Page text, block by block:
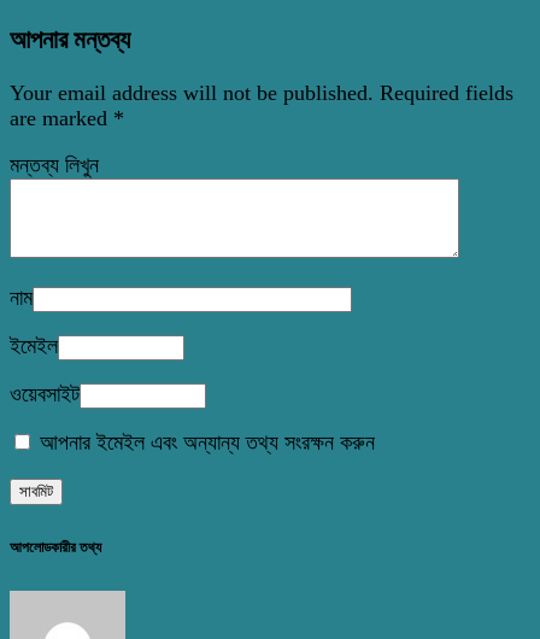
আপনার মন্তব্য
Your email address will not be published. Required fields
are marked *
মন্তব্য লিখুন
নাম
ইমেইল
ওয়েবসাইট
আপনার ইমেইল এবং অন্যান্য তথ্য সংরক্ষন করুন
আপলোডকারীর তথ্য